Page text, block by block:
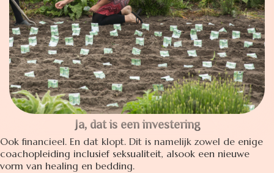
Ja, dat is een investering
Ook financieel. En dat klopt. Dit is namelijk zowel de enige
coachopleiding inclusief seksualiteit, alsook een nieuwe
vorm van healing en bedding.